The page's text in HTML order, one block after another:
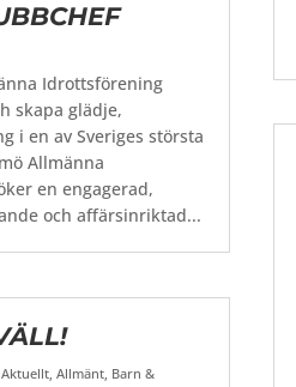
Idrottsförening
skapa glädje,
i en av Sveriges största
Allmänna
en engagerad,
och affärsinriktad...
,Aktuellt ,Allmänt Barn &